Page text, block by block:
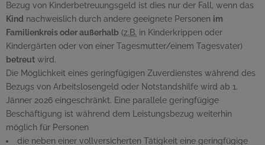
Bezug von Kinderbetreuungsgeld ist dies nur der Fall, wenn das
Kind nachweislich durch andere geeignete Personen im
Familienkreis oder außerhalb (z.B. in Kinderkrippen oder
Kindergärten oder von einer Tagesmutter/einem Tagesvater)
betreut wird.
Die Möglichkeit eines geringfügigen Zuverdienstes während des
Bezugs von Arbeitslosengeld oder Notstandshilfe wird ab 1.
Jänner 2026 eingeschränkt. Eine parallele geringfügige
Beschäftigung ist während dem Leistungsbezug weiterhin
möglich für Personen
die neben einer vollversicherten Tätigkeit eine geringfügige